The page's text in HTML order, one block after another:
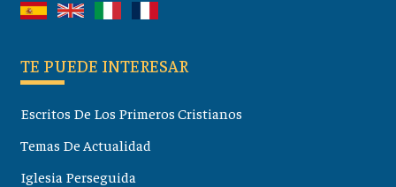
TE PUEDE INTERESAR
Escritos De Los Primeros Cristianos
Temas De Actualidad
Iglesia Perseguida